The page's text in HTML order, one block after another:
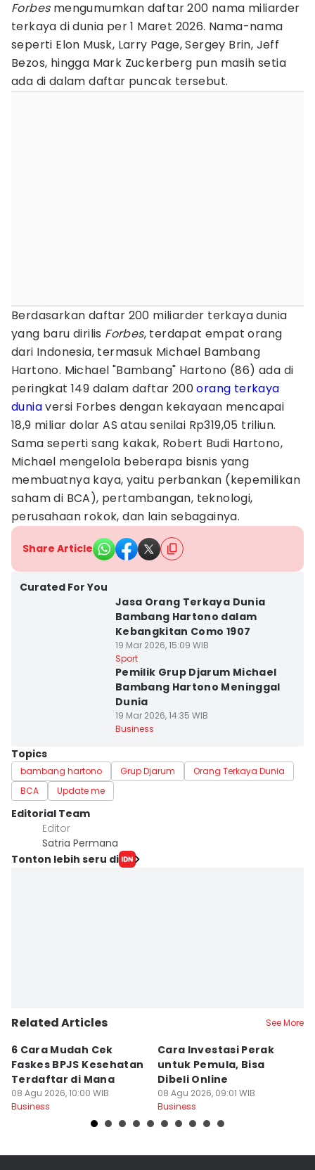
Forbes mengumumkan daftar 200 nama miliarder
terkaya di dunia per 1 Maret 2026. Nama-nama
seperti Elon Musk, Larry Page, Sergey Brin, Jeff
Bezos, hingga Mark Zuckerberg pun masih setia
ada di dalam daftar puncak tersebut.
Berdasarkan daftar 200 miliarder terkaya dunia
yang baru dirilis Forbes, terdapat empat orang
dari Indonesia, termasuk Michael Bambang
Hartono. Michael "Bambang" Hartono (86) ada di
peringkat 149 dalam daftar 200orang terkaya
duniaversi Forbes dengan kekayaan mencapai
18,9 miliar dolar AS atau senilai Rp319,05 triliun.
Sama seperti sang kakak, Robert Budi Hartono,
Michael mengelola beberapa bisnis yang
membuatnya kaya, yaitu perbankan (kepemilikan
saham di BCA), pertambangan, teknologi,
perusahaan rokok, dan lain sebagainya.
Share Article
Curated For You
Jasa Orang Terkaya Dunia
Bambang Hartono dalam
Kebangkitan Como 1907
19 Mar 2026, 15:09 WIB
Sport
Pemilik Grup Djarum Michael
Bambang Hartono Meninggal
Dunia
19 Mar 2026, 14:35 WIB
Business
Topics
bambang hartono Grup Djarum
Orang Terkaya Dunia
BCA
Update me
Editorial Team
Editor
Satria Permana
Tonton lebih seru di
Related Articles See More
6 Cara Mudah Cek
Faskes BPJS Kesehatan
Terdaftar di Mana
08 Agu 2026, 10:00 WIB
Business
Cara Investasi Perak
untuk Pemula, Bisa
Dibeli Online
08 Agu 2026, 09:01 WIB
Business